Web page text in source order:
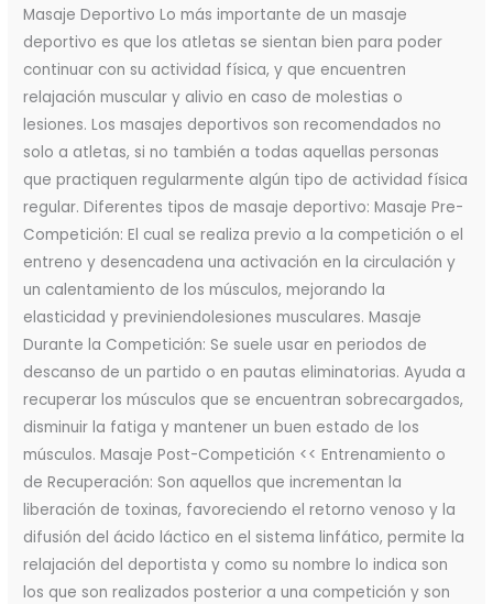
Masaje Deportivo Lo más importante de un masaje
deportivo es que los atletas se sientan bien para poder
continuar con su actividad física, y que encuentren
relajación muscular y alivio en caso de molestias o
lesiones. Los masajes deportivos son recomendados no
solo a atletas, si no también a todas aquellas personas
que practiquen regularmente algún tipo de actividad física
regular. Diferentes tipos de masaje deportivo: Masaje Pre-
Competición: El cual se realiza previo a la competición o el
entreno y desencadena una activación en la circulación y
un calentamiento de los músculos, mejorando la
elasticidad y previniendolesiones musculares. Masaje
Durante la Competición: Se suele usar en periodos de
descanso de un partido o en pautas eliminatorias. Ayuda a
recuperar los músculos que se encuentran sobrecargados,
disminuir la fatiga y mantener un buen estado de los
músculos. Masaje Post-Competición << Entrenamiento o
de Recuperación: Son aquellos que incrementan la
liberación de toxinas, favoreciendo el retorno venoso y la
difusión del ácido láctico en el sistema linfático, permite la
relajación del deportista y como su nombre lo indica son
los que son realizados posterior a una competición y son